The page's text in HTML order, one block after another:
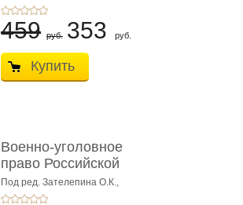
459 руб. 353 руб.
Купить
Военно-уголовное
право Российской
Федерации. � ...
Под ред. Зателепина О.К.,
Шарапова С.Н.